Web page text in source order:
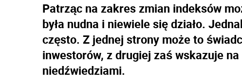
Patrząc na zakres zmian indeksów
była nudna i niewiele się działo.
często. Z jednej strony może to
inwestorów, z drugiej zaś wskazuje
niedźwiedziami.